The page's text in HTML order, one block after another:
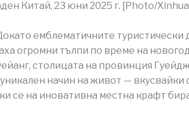
Китай, 23 юни 2025 г. [Photo/
емблематичните туристически
огромни тълпи по време на
столицата на провинция
начин на живот —
се на иновативна местна крафт